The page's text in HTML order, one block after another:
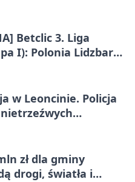
Betclic 3. Liga
I): Polonia Lidzbark
w Leoncinie. Policja
zł dla gminy
drogi, światła i